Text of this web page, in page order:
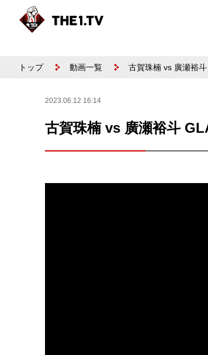
トップ 動画一覧 古賀珠楠 vs 廣瀬裕
2023.06.12 16:14
古賀珠楠 vs 廣瀬裕斗